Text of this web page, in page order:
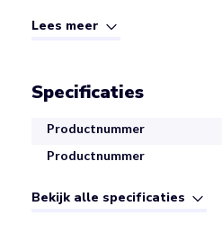
Lees meer
Specificaties
Productnummer
Productnummer
Bekijk alle specificaties